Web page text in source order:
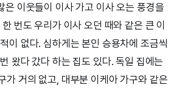
은 이웃들이 이사 가고 이사 오는 풍경을
번도 우리가 이사 오던 때와 같은 큰 이
이 없다. 심하게는 본인 승용차에 조금씩
왔다 갔다 하는 집도 있다. 독일 집에는
가 거의 없고, 대부분 이케아 가구와 같은